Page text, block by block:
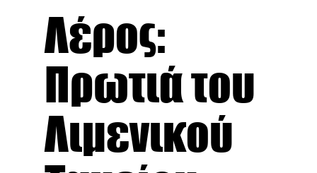
Λέρος:
Πρωτιά του
Λιμενικού